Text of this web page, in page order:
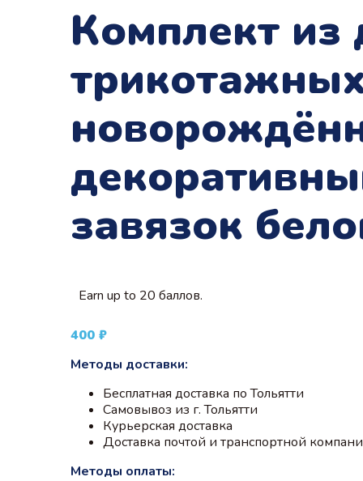
Комплект из
завязок
Earn up to 20 баллов.
400 ₽
Методы доставки:
Бесплатная доставка по Тольятти
Самовывоз из г. Тольятти
Курьерская доставка
Доставка почтой и транспортной
Методы оплаты: